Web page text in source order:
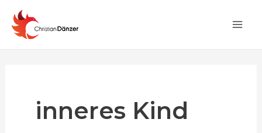
Inhalt
springen
inneres Kind